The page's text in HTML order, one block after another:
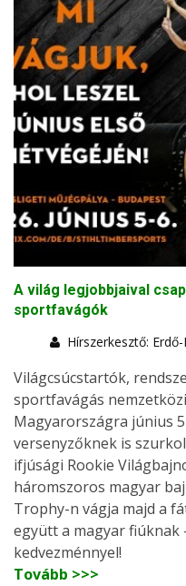
A világ legjobbjaival
sportfavágók
Hírszerkesztő:
Világcsúcstartók,
sportfavágás
Magyarországra június
versenyzőknek is
ifjúsági Rookie
háromszoros magyar
Trophy-n vágja majd a
együtt a magyar fiúknak
kedvezménnyel!
Tovább >>>